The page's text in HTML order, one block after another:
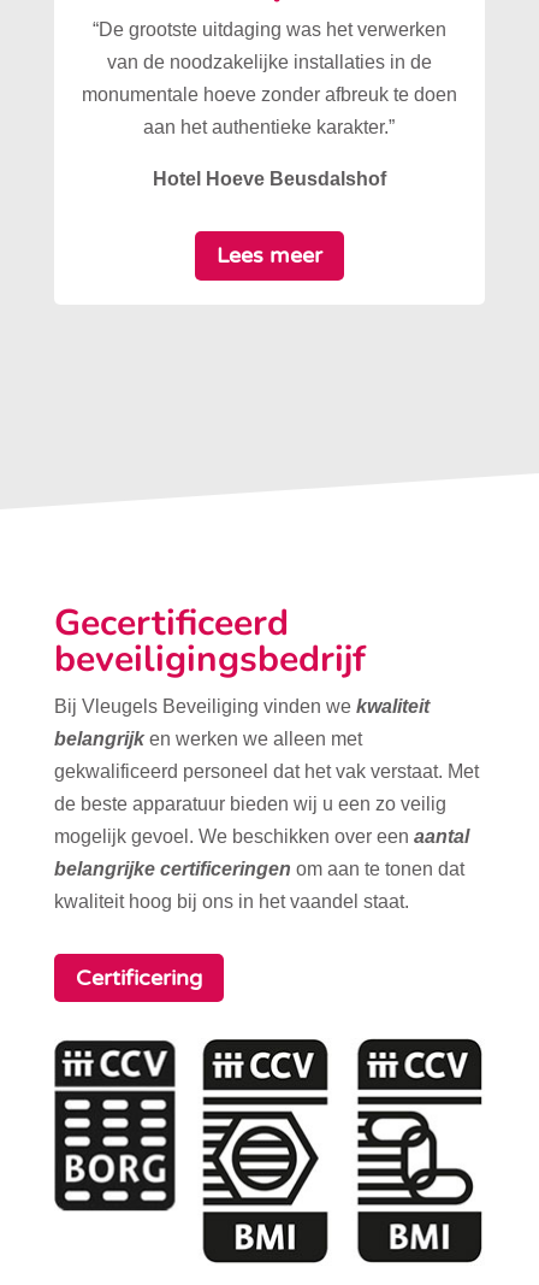
“De grootste uitdaging was het verwerken
van de noodzakelijke installaties in de
monumentale hoeve zonder afbreuk te doen
aan het authentieke karakter.”
Hotel Hoeve Beusdalshof
Lees meer
Gecertificeerd
beveiligingsbedrijf
Bij Vleugels Beveiliging vinden we kwaliteit
belangrijk en werken we alleen met
gekwalificeerd personeel dat het vak verstaat. Met
de beste apparatuur bieden wij u een zo veilig
mogelijk gevoel. We beschikken over een aantal
belangrijke certificeringen om aan te tonen dat
kwaliteit hoog bij ons in het vaandel staat.
Certificering